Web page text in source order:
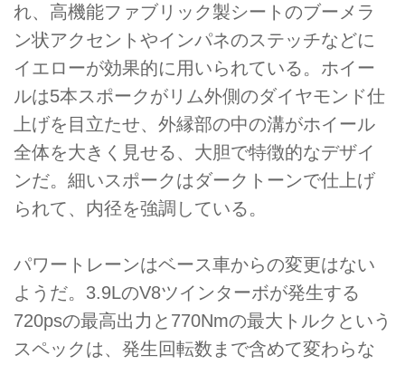
れ、高機能ファブリック製シートのブーメラ
ン状アクセントやインパネのステッチなどに
イエローが効果的に用いられている。ホイー
ルは5本スポークがリム外側のダイヤモンド仕
上げを目立たせ、外縁部の中の溝がホイール
全体を大きく見せる、大胆で特徴的なデザイ
ンだ。細いスポークはダークトーンで仕上げ
られて、内径を強調している。
パワートレーンはベース車からの変更はない
ようだ。3.9LのV8ツインターボが発生する
720psの最高出力と770Nmの最大トルクという
スペックは、発生回転数まで含めて変わらな